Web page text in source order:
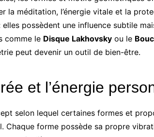
la méditation, l’énergie vitale et la
possèdent une influence subtile
comme le Disque Lakhovsky ou le
peut devenir un outil de bien-être.
et l’énergie
selon lequel certaines formes et
Chaque forme possède sa propre